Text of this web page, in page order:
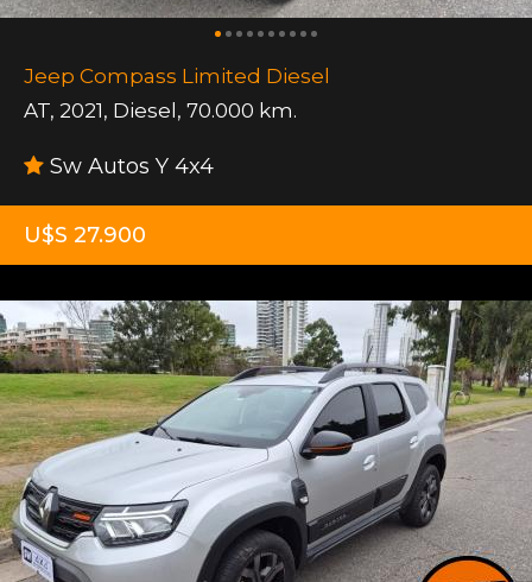
Jeep Compass Limited Diesel
AT, 2021, Diesel , 70.000 km.
Sw Autos Y 4x4
U$S 27.900